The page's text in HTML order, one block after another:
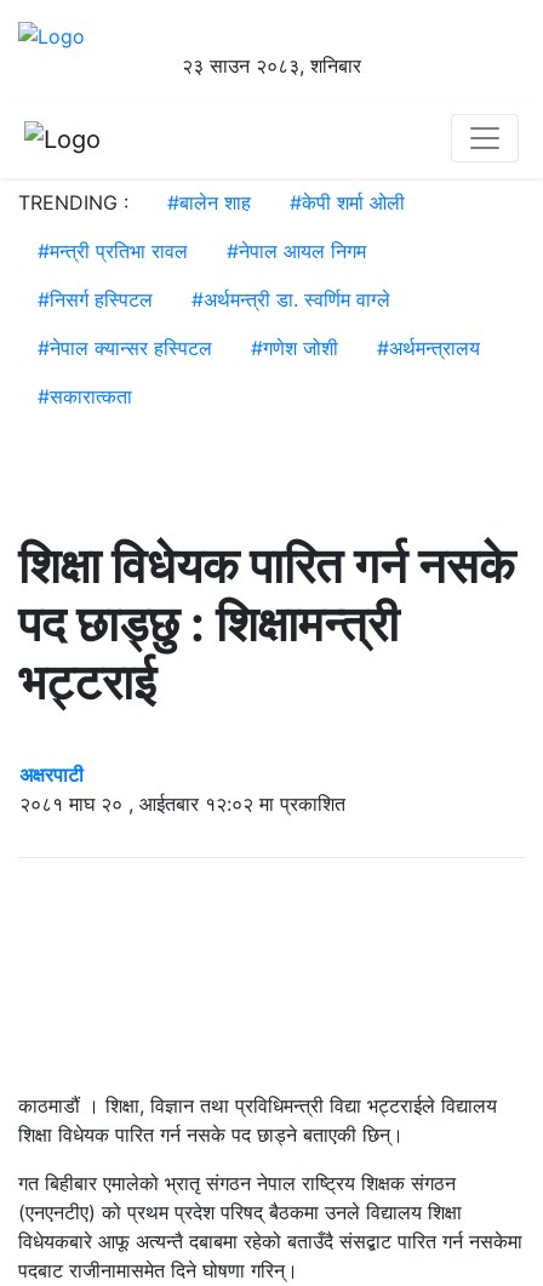
२३ साउन २०८३, शनिबार
TRENDING : #बालेन शाह #केपी शर्मा ओली
#मन्त्री प्रतिभा रावल #नेपाल आयल निगम
#निसर्ग हस्पिटल #अर्थमन्त्री डा. स्वर्णिम वाग्ले
#नेपाल क्यान्सर हस्पिटल #गणेश जोशी #अर्थमन्त्रालय
#सकारात्कता
शिक्षा विधेयक पारित गर्न नसके
पद छाड्छु : शिक्षामन्त्री
भट्टराई
अक्षरपाटी
२०८१ माघ २० , आईतबार १२:०२ मा प्रकाशित
काठमाडौं । शिक्षा, विज्ञान तथा प्रविधिमन्त्री विद्या भट्टराईले विद्यालय
शिक्षा विधेयक पारित गर्न नसके पद छाड्ने बताएकी छिन्।
गत बिहीबार एमालेको भ्रातृ संगठन नेपाल राष्ट्रिय शिक्षक संगठन
(एनएनटीए) को प्रथम प्रदेश परिषद् बैठकमा उनले विद्यालय शिक्षा
विधेयकबारे आफू अत्यन्तै दबाबमा रहेको बताउँदै संसद्बाट पारित गर्न नसकेमा
पदबाट राजीनामासमेत दिने घोषणा गरिन्।